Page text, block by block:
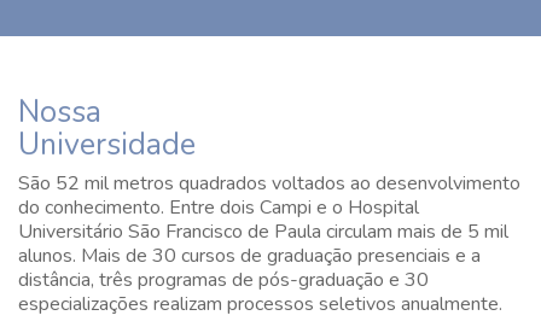
Nossa
Universidade
São 52 mil metros quadrados voltados ao desenvolvimento
do conhecimento. Entre dois Campi e o Hospital
Universitário São Francisco de Paula circulam mais de 5 mil
alunos. Mais de 30 cursos de graduação presenciais e a
distância, três programas de pós-graduação e 30
especializações realizam processos seletivos anualmente.